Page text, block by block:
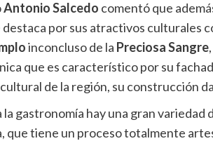
Antonio Salcedo comentó que
por sus atractivos culturales
inconcluso de la Preciosa Sangre
que es característico por su
de la región, su construcción
la gastronomía hay una gran
que tiene un proceso totalmente